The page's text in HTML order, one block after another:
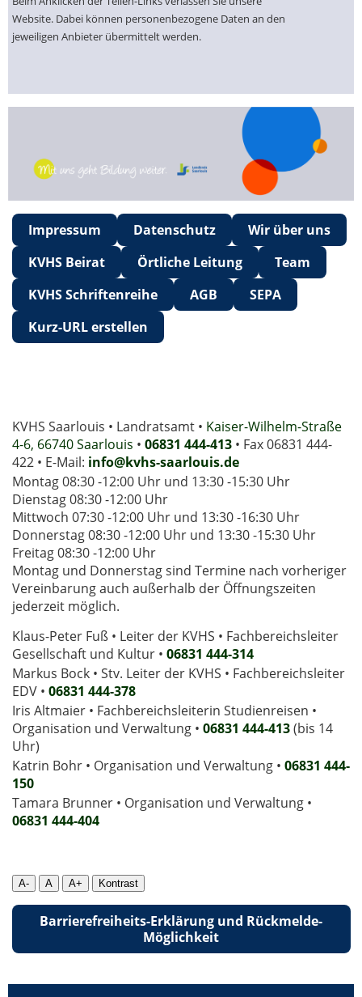
Website. Dabei können personenbezogene Daten an den
jeweiligen Anbieter übermittelt werden.
Impressum Datenschutz
Wir über uns
KVHS Beirat
Örtliche Leitung
Team
KVHS Schriftenreihe
AGB
SEPA
Kurz-URL erstellen
KVHS Saarlouis • Landratsamt • Kaiser-Wilhelm-Straße
4-6, 66740 Saarlouis • 06831 444-413• Fax 06831 444-
422 • E-Mail: info@kvhs-saarlouis.de
Montag 08:30 -12:00 Uhr und 13:30 -15:30 Uhr
Dienstag 08:30 -12:00 Uhr
Mittwoch 07:30 -12:00 Uhr und 13:30 -16:30 Uhr
Donnerstag 08:30 -12:00 Uhr und 13:30 -15:30 Uhr
Freitag 08:30 -12:00 Uhr
Montag und Donnerstag sind Termine nach vorheriger
Vereinbarung auch außerhalb der Öffnungszeiten
jederzeit möglich.
Klaus-Peter Fuß • Leiter der KVHS • Fachbereichsleiter
Gesellschaft und Kultur • 06831 444-314
Markus Bock • Stv. Leiter der KVHS • Fachbereichsleiter
EDV • 06831 444-378
Iris Altmaier • Fachbereichsleiterin Studienreisen •
Organisation und Verwaltung • 06831 444-413(bis 14
Uhr)
Katrin Bohr • Organisation und Verwaltung • 06831 444-
150
Tamara Brunner • Organisation und Verwaltung •
06831 444­-404
A- A A+ Kontrast
Barrierefreiheits-Erklärung und Rückmelde-
Möglichkeit